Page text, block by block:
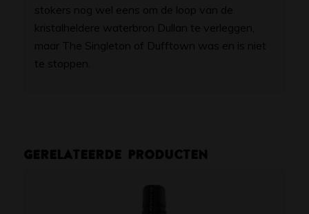
stokers nog wel eens om de loop van de
kristalheldere waterbron Dullan te verleggen,
maar The Singleton of Dufftown was en is niet
te stoppen.
Gerelateerde producten